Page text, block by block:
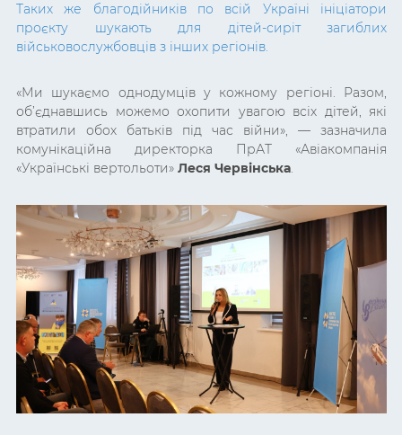
Таких же благодійників по всій Україні ініціатори
проєкту шукають для дітей-сиріт загиблих
військовослужбовців з інших регіонів.
«Ми шукаємо однодумців у кожному регіоні. Разом,
об’єднавшись можемо охопити увагою всіх дітей, які
втратили обох батьків під час війни», — зазначила
комунікаційна директорка ПрАТ «Авіакомпанія
«Українські вертольоти» Леся Червінська.